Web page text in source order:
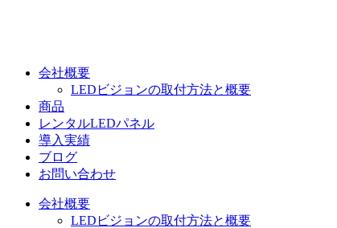
会社概要
LEDビジョンの取付方法と概要
商品
レンタルLEDパネル
導入実績
ブログ
お問い合わせ
会社概要
LEDビジョンの取付方法と概要